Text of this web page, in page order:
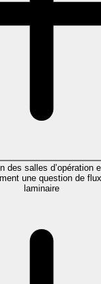
des salles d’opération
une question de
laminaire